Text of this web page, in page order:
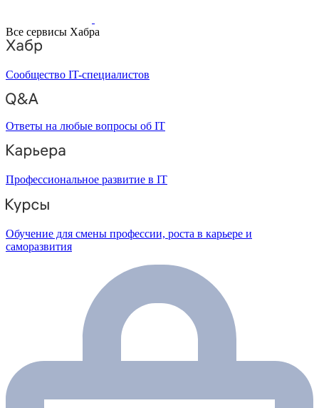
Все сервисы Хабра
Сообщество IT-специалистов
Ответы на любые вопросы об IT
Профессиональное развитие в IT
Обучение для смены профессии, роста в карьере и
саморазвития